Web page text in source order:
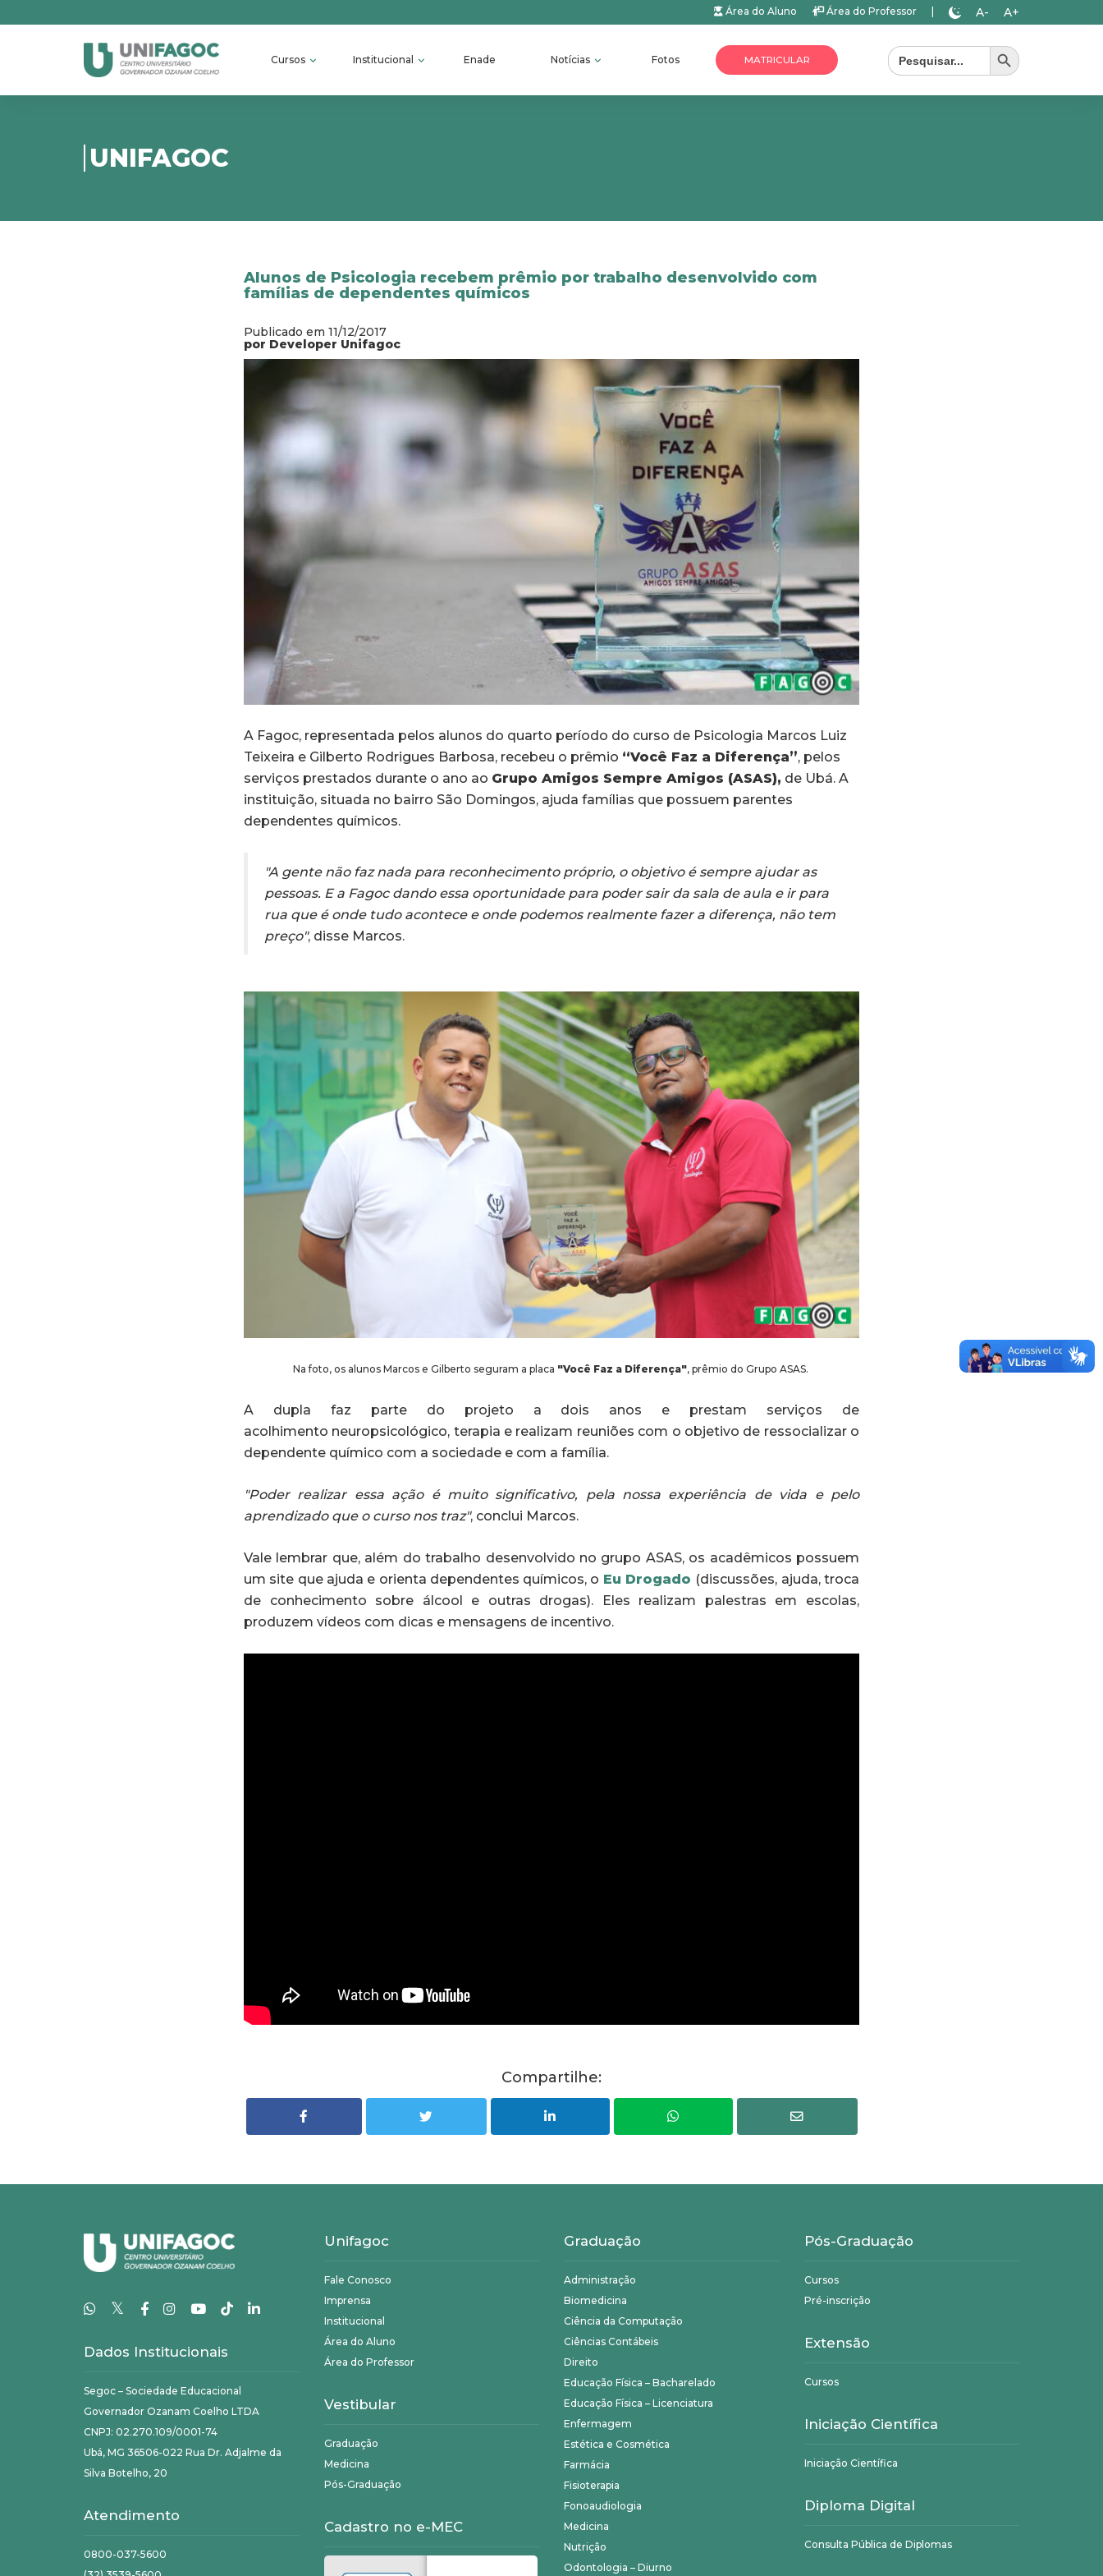
Área do Aluno Área do Professor A- A+
Cursos Institucional Enade Notícias Fotos MATRICULAR
Search
for:
Search Button
UNIFAGOC
Alunos de Psicologia recebem prêmio por trabalho desenvolvido com
famílias de dependentes químicos
Publicado em 11/12/2017
por Developer Unifagoc
A Fagoc, representada pelos alunos do quarto período do curso de Psicologia Marcos Luiz
Teixeira e Gilberto Rodrigues Barbosa, recebeu o prêmio “Você Faz a Diferença”, pelos
serviços prestados durante o ano ao Grupo Amigos Sempre Amigos (ASAS), de Ubá. A
instituição, situada no bairro São Domingos, ajuda famílias que possuem parentes
dependentes químicos.
"A gente não faz nada para reconhecimento próprio, o objetivo é sempre ajudar as
pessoas. E a Fagoc dando essa oportunidade para poder sair da sala de aula e ir para
rua que é onde tudo acontece e onde podemos realmente fazer a diferença, não tem
preço", disse Marcos.
Na foto, os alunos Marcos e Gilberto seguram a placa "Você Faz a Diferença", prêmio do Grupo ASAS.
A dupla faz parte do projeto a dois anos e prestam serviços de
acolhimento neuropsicológico, terapia e realizam reuniões com o objetivo de ressocializar o
dependente químico com a sociedade e com a família.
"Poder realizar essa ação é muito significativo, pela nossa experiência de vida e pelo
aprendizado que o curso nos traz", conclui Marcos.
Vale lembrar que, além do trabalho desenvolvido no grupo ASAS, os acadêmicos possuem
um site que ajuda e orienta dependentes químicos, o Eu Drogado (discussões, ajuda, troca
de conhecimento sobre álcool e outras drogas). Eles realizam palestras em escolas,
produzem vídeos com dicas e mensagens de incentivo.
Compartilhe:
𝕏
Dados Institucionais
Segoc – Sociedade Educacional
Governador Ozanam Coelho LTDA
CNPJ: 02.270.109/0001-74
Ubá, MG 36506-022 Rua Dr. Adjalme da
Silva Botelho, 20
Atendimento
0800-037-5600
Unifagoc
Fale Conosco
Imprensa
Institucional
Área do Aluno
Área do Professor
Vestibular
Graduação
Medicina
Pós-Graduação
Cadastro no e-MEC
Graduação
Administração
Biomedicina
Ciência da Computação
Ciências Contábeis
Direito
Educação Física – Bacharelado
Educação Física – Licenciatura
Enfermagem
Estética e Cosmética
Farmácia
Fisioterapia
Fonoaudiologia
Medicina
Nutrição
Odontologia – Diurno
Pós-Graduação
Cursos
Pré-inscrição
Extensão
Cursos
Iniciação Científica
Iniciação Científica
Diploma Digital
Consulta Pública de Diplomas